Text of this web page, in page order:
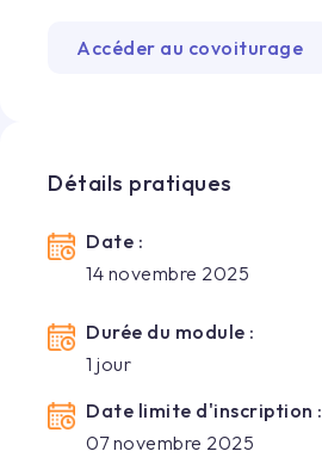
Accéder au covoiturage
Détails pratiques
Date :
14 novembre 2025
Durée du module :
1 jour
Date limite d'inscription :
07 novembre 2025